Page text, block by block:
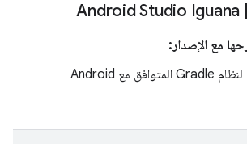
Android Studio Iguana
مع الإصدار:
المكوّن الإضافي لنظام Gradle المتوافق مع Android